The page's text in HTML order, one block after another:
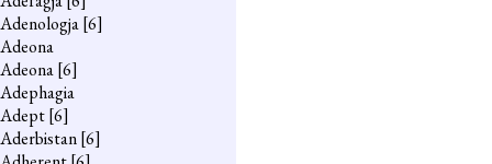
Adenologja[6]
Adeona
Adeona[6]
Adephagia
Adept[6]
Aderbistan[6]